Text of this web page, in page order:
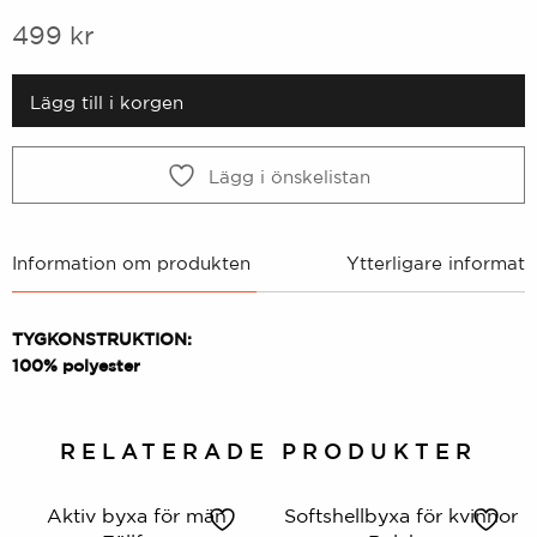
499 kr
Lägg till i korgen
Lägg i önskelistan
Information om produkten Ytterligare
TYGKONSTRUKTION:
100% polyester
RELATERADE PRODUKTER
Aktiv byxa för män
Softshellbyxa för kvinnor